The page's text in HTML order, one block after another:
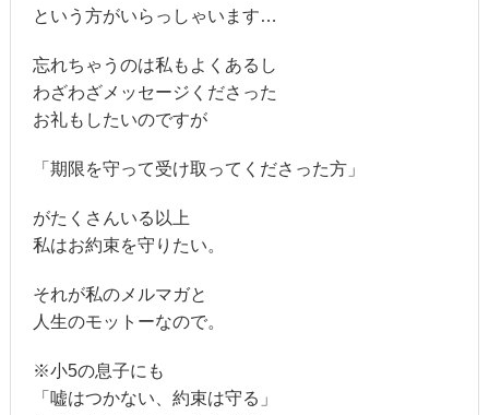
という方がいらっしゃいます…
忘れちゃうのは私もよくあるし
わざわざメッセージくださった
お礼もしたいのですが
「期限を守って受け取ってくださった方」
がたくさんいる以上
私はお約束を守りたい。
それが私のメルマガと
人生のモットーなので。
※小5の息子にも
「嘘はつかない、約束は守る」